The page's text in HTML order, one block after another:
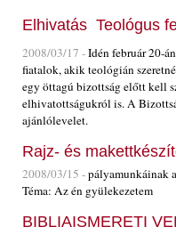
Elhivatás  Teológus
2008/03/17 -Idén február 20-
fiatalok, akik teológián
egy öttagú bizottság előtt kell
elhivatottságukról is. A
ajánlólevelet.
Rajz- és
2008/03/15 -pályamunkáinak
Téma: Az én gyülekezetem
BIBLIAISMERETI